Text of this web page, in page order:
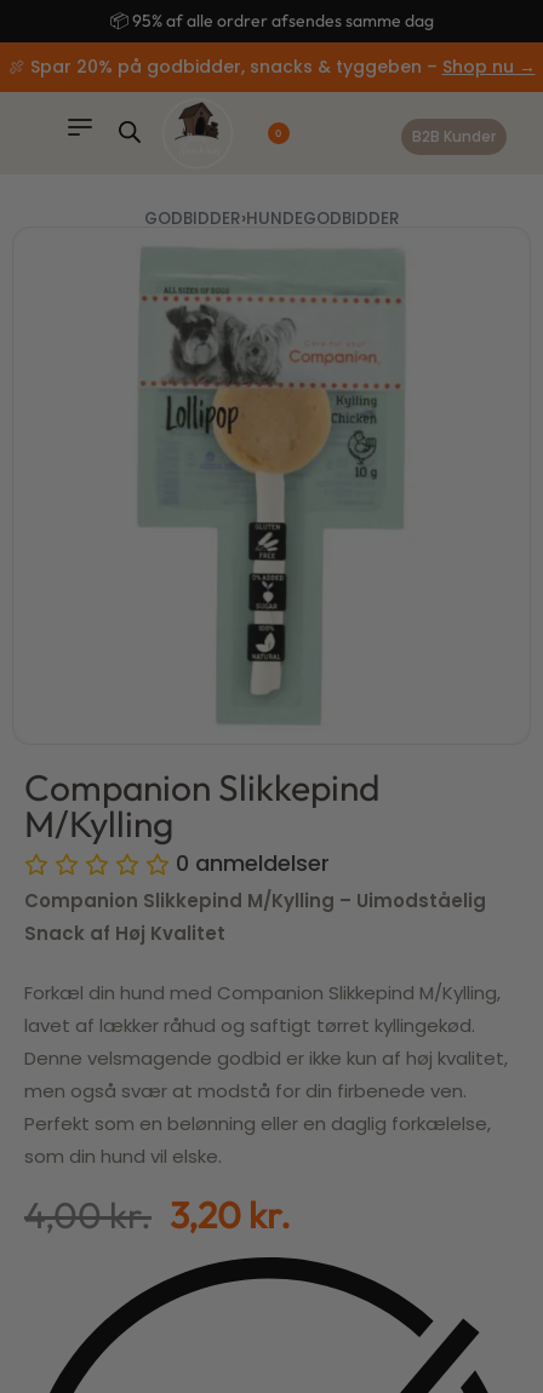
🚚 Gratis fragt ved køb over 499,-
🍖 Spar 20% på godbidder, snacks & tyggeben – Shop nu →
0 B2B Kunder
GODBIDDER›HUNDEGODBIDDER
Companion Slikkepind
M/Kylling
0 anmeldelser
Companion Slikkepind M/Kylling – Uimodståelig
Snack af Høj Kvalitet
Forkæl din hund med Companion Slikkepind M/Kylling,
lavet af lækker råhud og saftigt tørret kyllingekød.
Denne velsmagende godbid er ikke kun af høj kvalitet,
men også svær at modstå for din firbenede ven.
Perfekt som en belønning eller en daglig forkælelse,
som din hund vil elske.
4,00kr. 3,20 kr.